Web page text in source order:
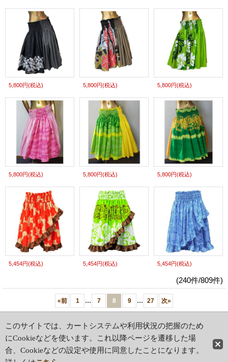
5,800円(税込) 5,800円(税込) 5,800円(税込)
5,800円(税込) 5,800円(税込) 5,800円(税込)
5,454円(税込) 5,454円(税込) 5,454円(税込)
(240件/809件)
«前 1 ... 7 8 9 ... 27 次»
ホーム | ショッピングカート
特定商取引法表示 | ご利用案内
PCサイト
このサイトでは、カートシステムや利用状況の把握のため
にCookieなどを使います。これ以降ページを遷移した場
合、Cookieなどの設定や使用に同意したことになります。